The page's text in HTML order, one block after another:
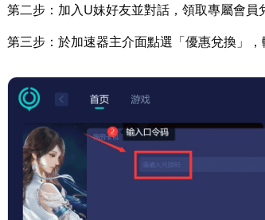
第二步：加入U妹好友並對話，領取專屬會員
第三步：於加速器主介面點選「優惠兌換」，